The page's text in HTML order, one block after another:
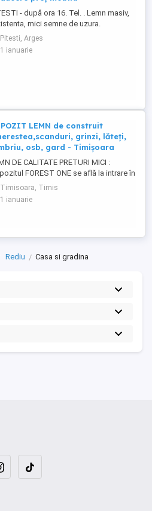
- după ora 16. Tel. . Lemn masiv,
mici semne de uzura.
: Vitrină - 100 lei ; Canapea
- 100 lei (necesită curățare) ;
cu oglinda - 50 lei. SUFRAGERIE :
Pitesti, Arges
1 ianuarie
LEMN de construit
grinzi, lăteți,
osb, gard - Timișoara
DE CALITATE PRETURI MICI :
FOREST ONE se află la intrare în
NOUA dinspre TIMISOARA. (
magazin Profi) SCANDURA
(3-5 m) SCANDURA
3-4m, clasa A PAZIE 20,25 cm ...
Timisoara, Timis
1 ianuarie
Rediu Casa si gradina